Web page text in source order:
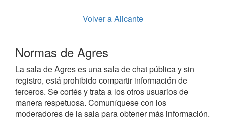
Volver a Alicante
Normas de Agres
La sala de Agres es una sala de chat pública y sin
registro, está prohibido compartir información de
terceros. Se cortés y trata a los otros usuarios de
manera respetuosa. Comuníquese con los
moderadores de la sala para obtener más información.